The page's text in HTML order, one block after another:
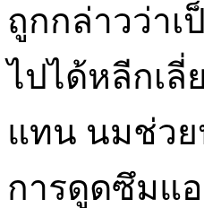
ถูกกล่าวว่าเ
ไปได้หลีกเ
แทน นมช่วย
การดูดซึมแ